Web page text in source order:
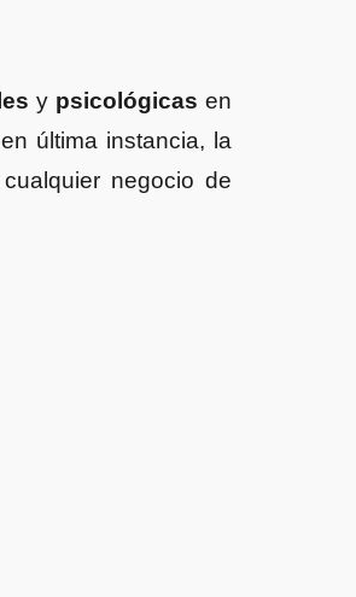
y psicológicas en
última instancia, la
negocio de